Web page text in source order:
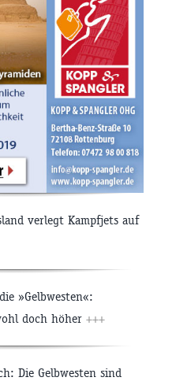
verlegt Kampfjets auf
»Gelbwesten«:
doch höher +++
Die Gelbwesten sind